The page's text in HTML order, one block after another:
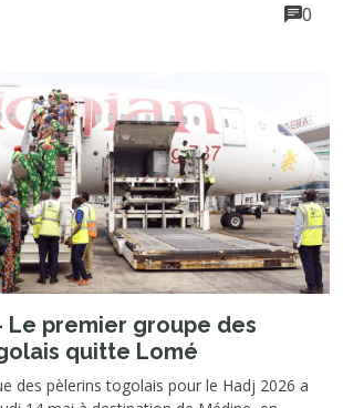
0
Le premier groupe des
quitte Lomé
des pèlerins togolais pour le Hadj 2026 a